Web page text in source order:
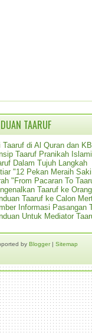
TAARUF
Taaruf di Al Quran dan
Taaruf Pranikah Islami
Dalam Tujuh Langkah
"12 Pekan Meraih
"From Pacaran To
Taaruf ke
Taaruf ke Calon
Informasi Pasangan
Untuk Mediator
by Blogger| Sitemap